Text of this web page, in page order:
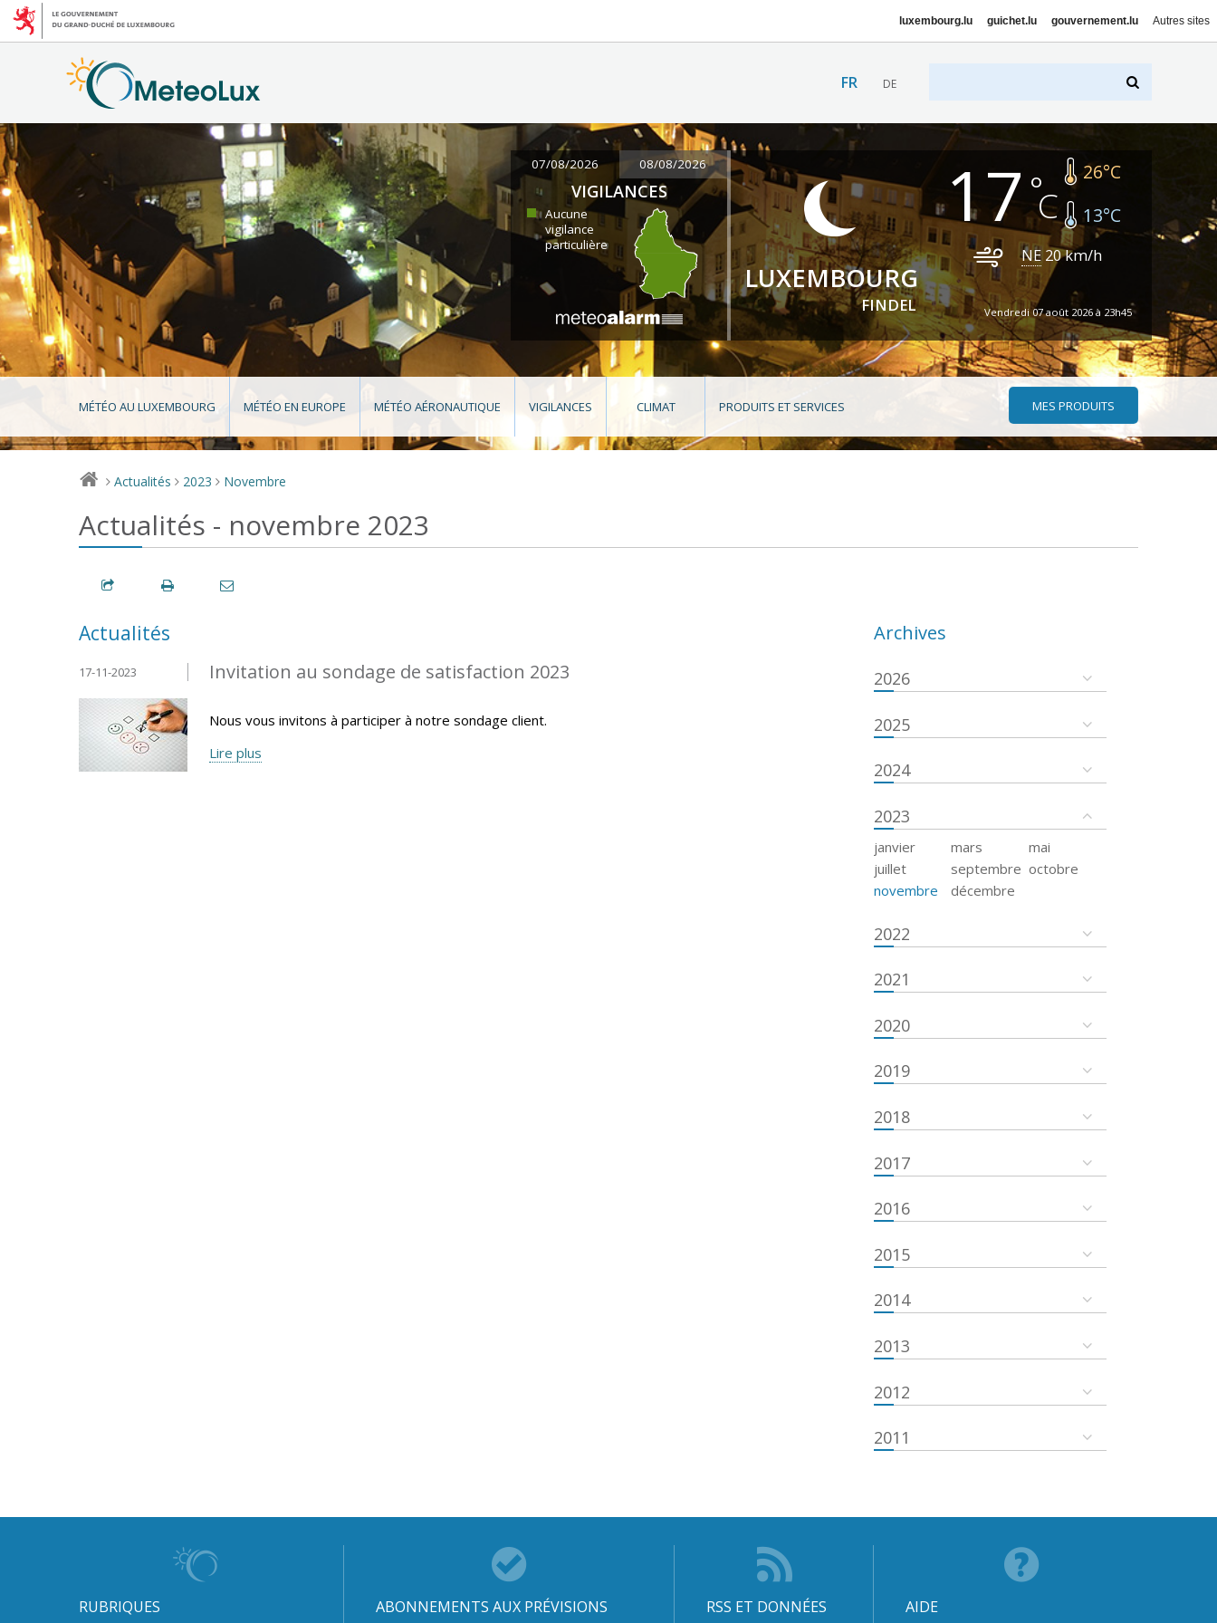
luxembourg.lu guichet.lu gouvernement.lu Autres sites
FR DE
07/08/2026 08/08/2026
VIGILANCES
Aucune
vigilance
particulière
LUXEMBOURG
FINDEL
17 26°C
13°C
NE 20km/h
Vendredi 07 août 2026 à 23h45
MÉTÉO AU LUXEMBOURG MÉTÉO EN EUROPE MÉTÉO AÉRONAUTIQUE VIGILANCES CLIMAT PRODUITS ET SERVICES MES PRODUITS
> Actualités > 2023 > Novembre
Actualités - novembre 2023
Actualités
Invitation au sondage de satisfaction 2023
17-11-2023
Nous vous invitons à participer à notre sondage client.
Lire plus
Archives
2026
2025
2024
2023
janvier mars
mai
juillet
septembre octobre
novembre
décembre
2022
2021
2020
2019
2018
2017
2016
2015
2014
2013
2012
2011
RUBRIQUES ABONNEMENTS AUX PRÉVISIONS RSS ET DONNÉES AIDE